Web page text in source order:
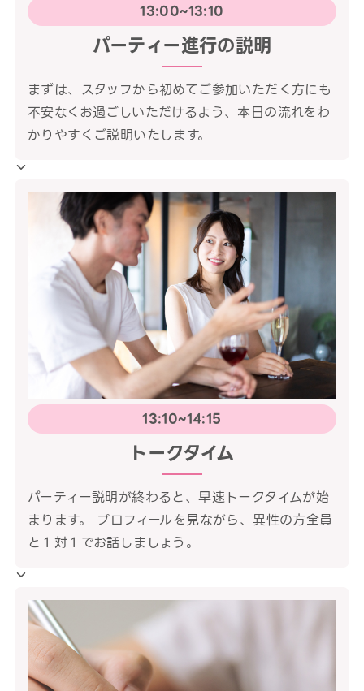
13:00~13:10
パーティー進行の説明
まずは、スタッフから初めてご参加いただく方にも
不安なくお過ごしいただけるよう、本日の流れをわ
かりやすくご説明いたします。
13:10~14:15
トークタイム
パーティー説明が終わると、早速トークタイムが始
まります。 プロフィールを見ながら、異性の方全員
と１対１でお話しましょう。